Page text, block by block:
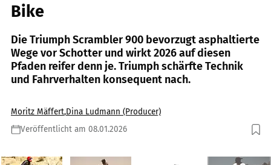
Bike
Die Triumph Scrambler 900 bevorzugt asphaltierte
Wege vor Schotter und wirkt 2026 auf diesen
Pfaden reifer denn je. Triumph schärfte Technik
und Fahrverhalten konsequent nach.
Moritz Mäffert,Dina Ludmann (Producer)
Veröffentlicht am 08.01.2026